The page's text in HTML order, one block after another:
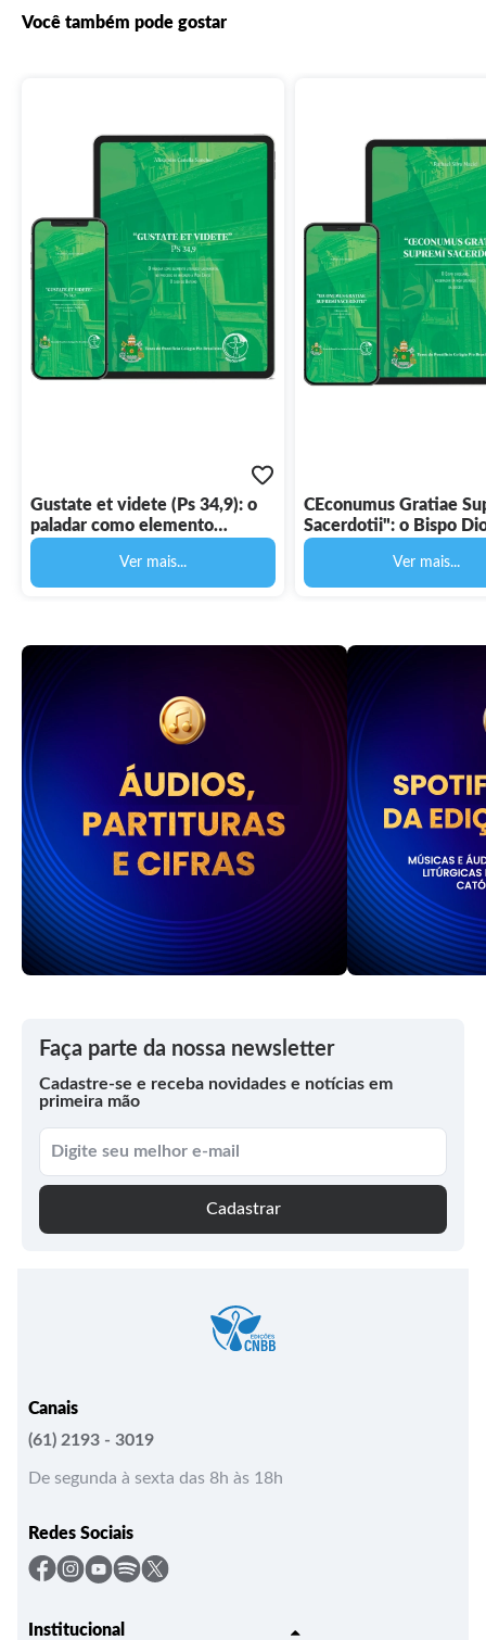
Você também pode gostar
Gustate et videte (Ps 34,9): o
paladar como elemento
litúrgico-sacramental no
processo de Iniciação à Vida
Cristã - Digital
Ver mais...
CEconumus Gratiae
Sacerdotii": o Bispo
moderador da vida
Diocese - Digital
Ver mais...
Faça parte da nossa newsletter
Cadastre-se e receba novidades e notícias em
primeira mão
Cadastrar
Canais
(61) 2193 - 3019
De segunda à sexta das 8h às 18h
Redes Sociais
Institucional